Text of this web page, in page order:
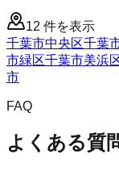
12 件を表示
千葉市中央区千葉
市緑区千葉市美浜
市
FAQ
よくある質